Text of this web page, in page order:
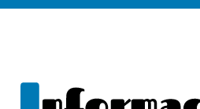
Policyjny